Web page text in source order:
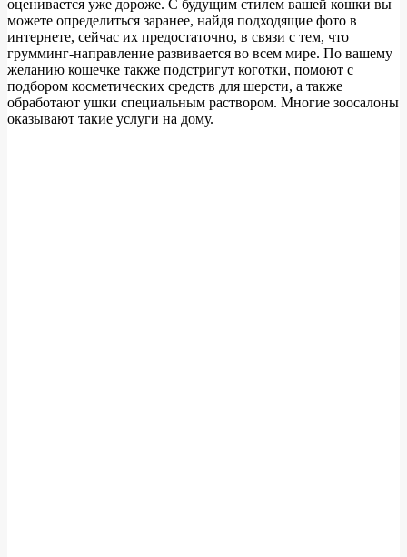
оценивается уже дороже. С будущим стилем вашей кошки вы
можете определиться заранее, найдя подходящие фото в
интернете, сейчас их предостаточно, в связи с тем, что
грумминг-направление развивается во всем мире. По вашему
желанию кошечке также подстригут коготки, помоют с
подбором косметических средств для шерсти, а также
обработают ушки специальным раствором. Многие зоосалоны
оказывают такие услуги на дому.